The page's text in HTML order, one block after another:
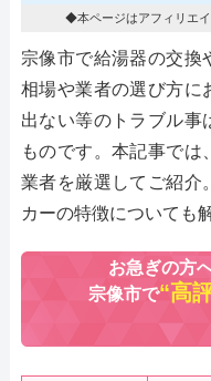
◆本ページはアフィリエイ
宗像市で給湯器の交換
相場や業者の選び方に
出ない等のトラブル事
ものです。本記事では
業者を厳選してご紹介
カーの特徴についても
お急ぎの方
宗像市で“高